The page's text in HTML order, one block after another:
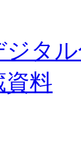
ジタ
資料